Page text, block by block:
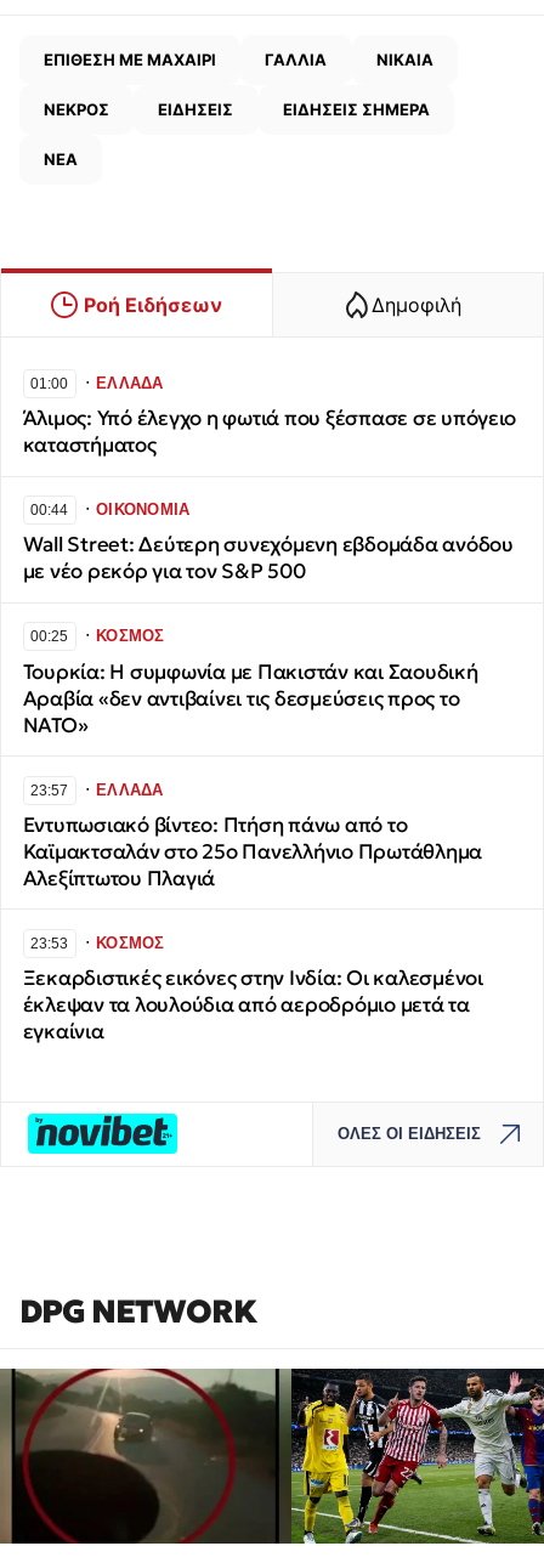
ΕΠΙΘΕΣΗ ΜΕ ΜΑΧΑΙΡΙ ΓΑΛΛΙΑ ΝΙΚΑΙΑ
ΝΕΚΡΟΣ ΕΙΔΗΣΕΙΣ ΕΙΔΗΣΕΙΣ ΣΗΜΕΡΑ
ΝΕΑ
Ροή Ειδήσεων Δημοφιλή
01:00 ∙ΕΛΛΑΔΑ
Άλιμος: Υπό έλεγχο η φωτιά που ξέσπασε σε υπόγειο
καταστήματος
00:44 ∙ΟΙΚΟΝΟΜΙΑ
Wall Street: Δεύτερη συνεχόμενη εβδομάδα ανόδου
με νέο ρεκόρ για τον S&P 500
00:25 ∙ΚΟΣΜΟΣ
Τουρκία: Η συμφωνία με Πακιστάν και Σαουδική
Αραβία «δεν αντιβαίνει τις δεσμεύσεις προς το
ΝΑΤΟ»
23:57 ∙ΕΛΛΑΔΑ
​Εντυπωσιακό βίντεο: Πτήση πάνω από το
Καϊμακτσαλάν στο 25ο Πανελλήνιο Πρωτάθλημα
Αλεξίπτωτου Πλαγιά
23:53 ∙ΚΟΣΜΟΣ
Ξεκαρδιστικές εικόνες στην Ινδία: Οι καλεσμένοι
έκλεψαν τα λουλούδια από αεροδρόμιο μετά τα
εγκαίνια
ΟΛΕΣ ΟΙ ΕΙΔΗΣΕΙΣ
DPG NETWORK